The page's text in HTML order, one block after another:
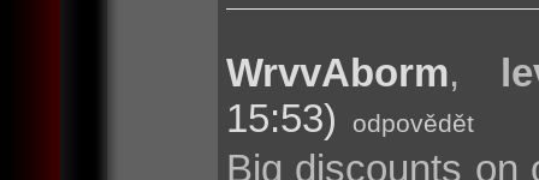
WrvvAborm,
15:53)
odpovědět
Big discounts on